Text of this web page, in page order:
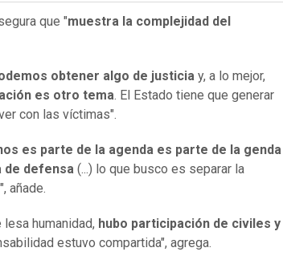
que "muestra la complejidad del
obtener algo de justicia y, a lo mejor,
es otro tema. El Estado tiene que generar
con las víctimas".
es parte de la agenda es parte de la genda
de defensa (...) lo que busco es separar la
añade.
humanidad, hubo participación de civiles y
estuvo compartida", agrega.